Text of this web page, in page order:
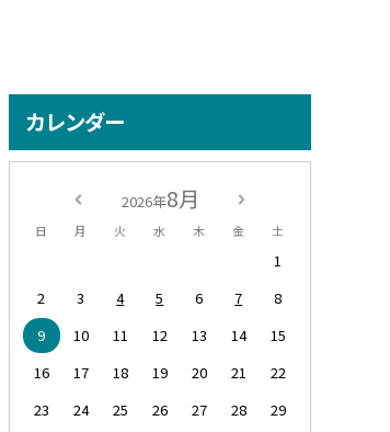
カレンダー
2026年8月
日 月 火 水 木 金 土
1
2
3 4 5 6 7
8
9
10 11 12 13 14
15
16
17 18 19 20 21
22
23
24 25 26 27 28
29